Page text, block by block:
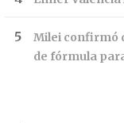
Milei confirmó
de fórmula